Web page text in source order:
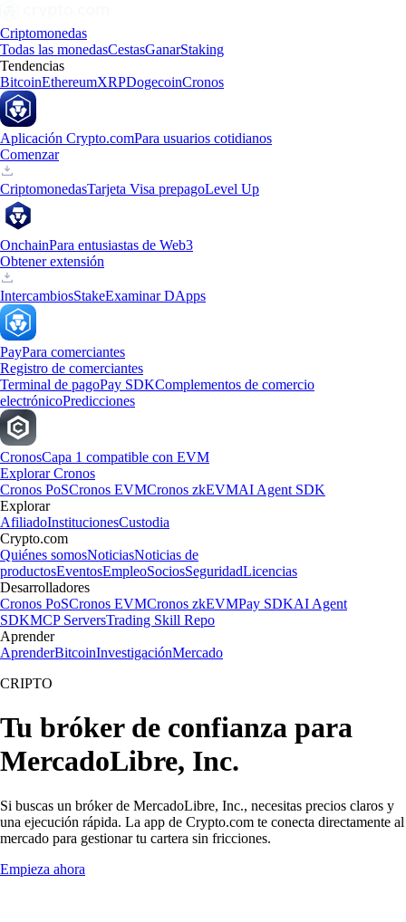
Criptomonedas
Todas las monedasCestasGanarStaking
Tendencias
BitcoinEthereumXRPDogecoinCronos
Aplicación Crypto.comPara usuarios cotidianos
Comenzar
CriptomonedasTarjeta Visa prepagoLevel Up
OnchainPara entusiastas de Web3
Obtener extensión
IntercambiosStakeExaminar DApps
PayPara comerciantes
Registro de comerciantes
Terminal de pagoPay SDKComplementos de comercio
electrónicoPredicciones
CronosCapa 1 compatible con EVM
Explorar Cronos
Cronos PoSCronos EVMCronos zkEVMAI Agent SDK
Explorar
AfiliadoInstitucionesCustodia
Crypto.com
Quiénes somosNoticiasNoticias de
productosEventosEmpleoSociosSeguridadLicencias
Desarrolladores
Cronos PoSCronos EVMCronos zkEVMPay SDKAI Agent
SDKMCP ServersTrading Skill Repo
Aprender
AprenderBitcoinInvestigaciónMercado
CRIPTO
Tu bróker de confianza para
MercadoLibre, Inc.
Si buscas un bróker de MercadoLibre, Inc., necesitas precios claros y
una ejecución rápida. La app de Crypto.com te conecta directamente al
mercado para gestionar tu cartera sin fricciones.
Empieza ahora